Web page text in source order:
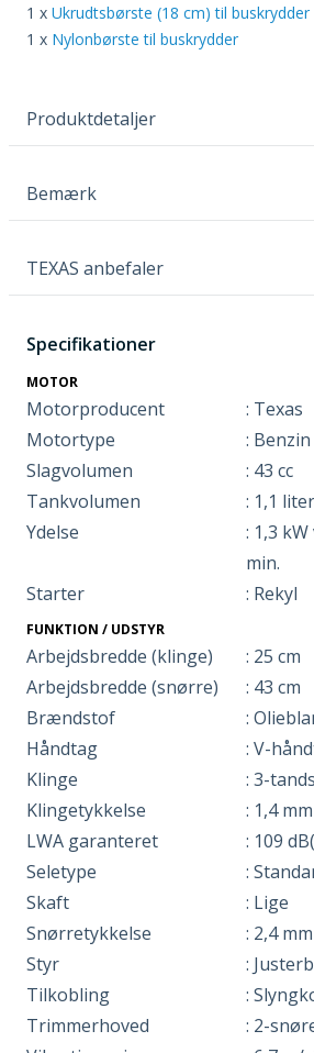
1 x Ukrudtsbørste (18 cm) til buskrydder
1 x Nylonbørste til buskrydder
Produktdetaljer
Bemærk
TEXAS anbefaler
Specifikationer
MOTOR
Motorproducent
: Texas
Motortype
:
Slagvolumen
: 43 cc
Tankvolumen
: 1,1 liter
Ydelse
: 1,3
min.
Starter
: Rekyl
FUNKTION / UDSTYR
Arbejdsbredde (klinge)
: 25 cm
Arbejdsbredde (snørre)
: 43 cm
Brændstof
:
Håndtag
: V-
Klinge
: 3-tands
Klingetykkelse
: 1,4 mm
LWA garanteret
: 109
Seletype
:
Skaft
: Lige
Snørretykkelse
: 2,4 mm
Styr
:
Tilkobling
:
Trimmerhoved
: 2-